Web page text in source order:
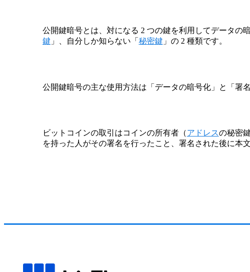
公開鍵暗号とは、対になる 2 つの鍵を利用してデータの
鍵 」、自分しか知らない「 秘密鍵 」の 2 種類です。
公開鍵暗号の主な使用方法は「データの暗号化」と「署
ビットコインの取引はコインの所有者（アドレスの秘密
を持った人がその署名を行ったこと、署名された後に本